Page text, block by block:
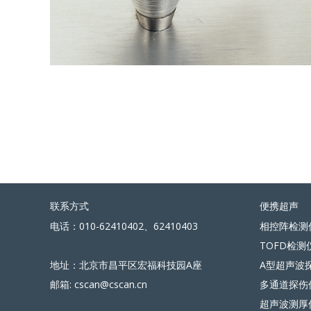
联系方式 便携超声
电话：010-62410402、62410403
地址：北京市昌平区宏福科技园A座
邮箱: cscan@cscan.cn
相控阵检测
TOFD检测
A型超声波
多通道探伤
超声波测厚